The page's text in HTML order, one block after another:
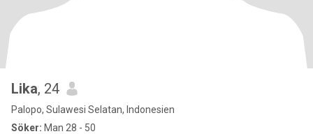
Lika, 24
Palopo, Sulawesi Selatan, Indonesien
Söker: Man 28 - 50